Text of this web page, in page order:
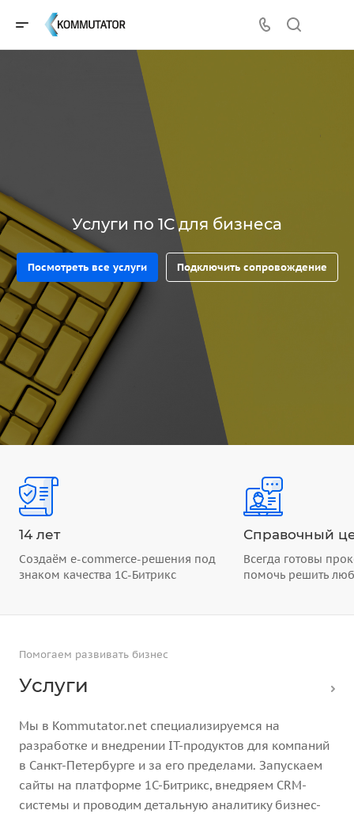
Услуги по 1С для бизнеса
Посмотреть все услуги Подключить сопровождение
14 лет
Создаём e-commerce-решения под
знаком качества 1С-Битрикс
Справочный
Всегда готовы
помочь решить
Помогаем развивать бизнес
Услуги
Мы в Kommutator.net специализируемся на
разработке и внедрении IT-продуктов для компаний
в Санкт-Петербурге и за его пределами. Запускаем
сайты на платформе 1С-Битрикс, внедряем CRM-
системы и проводим детальную аналитику бизнес-